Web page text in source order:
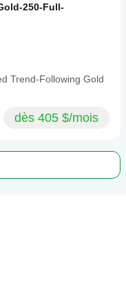
250-Full-
Trend-Following Gold
dès 405 $/mois